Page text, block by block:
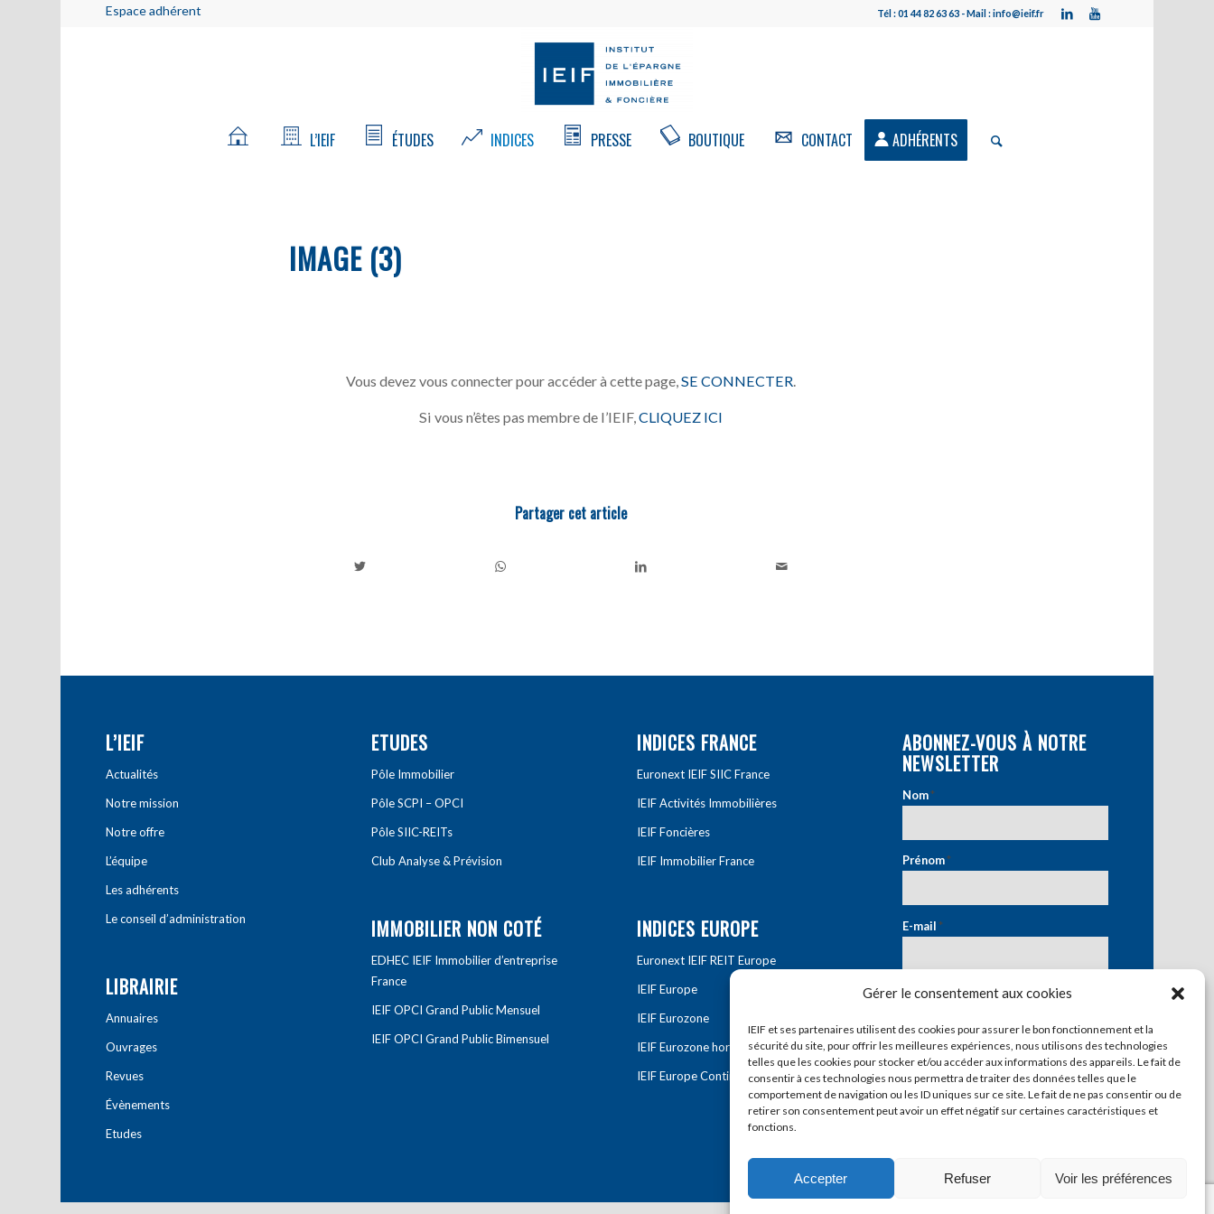
Gérer le consentement aux cookies
IEIF et ses partenaires utilisent des cookies pour assurer le bon fonctionnement et la
sécurité du site, pour offrir les meilleures expériences, nous utilisons des technologies
telles que les cookies pour stocker et/ou accéder aux informations des appareils. Le fait de
consentir à ces technologies nous permettra de traiter des données telles que le
comportement de navigation ou les ID uniques sur ce site. Le fait de ne pas consentir ou de
retirer son consentement peut avoir un effet négatif sur certaines caractéristiques et
fonctions.
Accepter Refuser Voir les préférences
Espace adhérent Tél : 01 44 82 63 63 - Mail : info@ieif.fr
L’IEIF ÉTUDES INDICES PRESSE BOUTIQUE CONTACT ADHÉRENTS
IMAGE (3)
Vous devez vous connecter pour accéder à cette page, SE CONNECTER
Si vous n’êtes pas membre de l’IEIF,CLIQUEZ ICI
Partager cet article
L’IEIF
Actualités
Notre mission
Notre offre
L’équipe
Les adhérents
Le conseil d’administration
LIBRAIRIE
Annuaires
Ouvrages
Revues
Évènements
Etudes
ETUDES
Pôle Immobilier
Pôle SCPI – OPCI
Pôle SIIC-REITs
Club Analyse & Prévision
IMMOBILIER NON COTÉ
EDHEC IEIF Immobilier d’entreprise
France
IEIF OPCI Grand Public Mensuel
IEIF OPCI Grand Public Bimensuel
INDICES FRANCE
Euronext IEIF SIIC France
IEIF Activités Immobilières
IEIF Foncières
IEIF Immobilier France
INDICES EUROPE
Euronext IEIF REIT Europe
IEIF Europe
IEIF Eurozone
IEIF Eurozone hors France
IEIF Europe Continentale
ABONNEZ-VOUS À NOTRE
NEWSLETTER
Nom*
Prénom*
E-mail*